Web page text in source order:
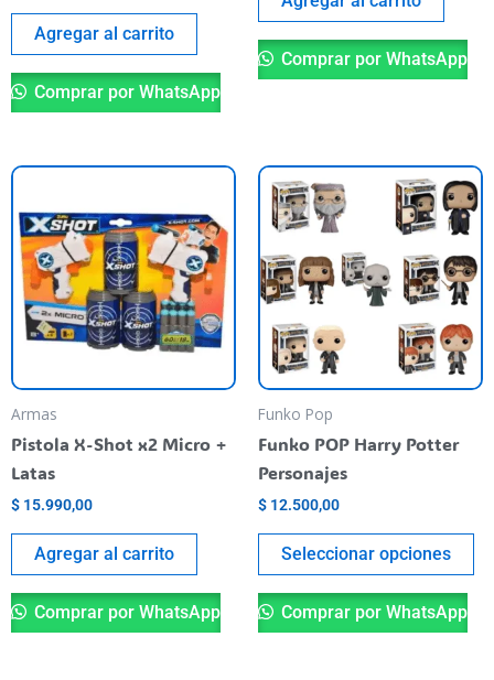
Agregar al carrito
Comprar por WhatsApp
Comprar por WhatsApp
Armas
Pistola X-Shot x2 Micro +
Latas
$ 15.990,00
Agregar al carrito
Comprar por WhatsApp
Funko Pop
Funko POP Harry Potter
Personajes
$ 12.500,00
Seleccionar opciones
Comprar por WhatsApp